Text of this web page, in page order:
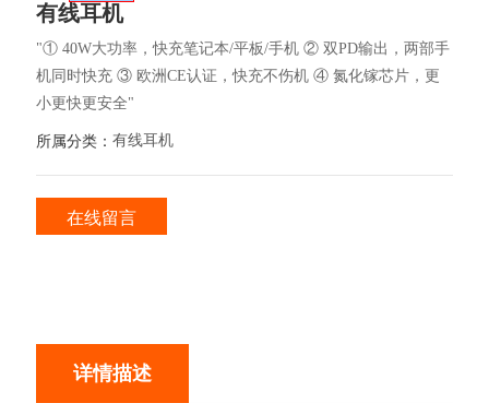
有线耳机
"① 40W大功率，快充笔记本/平板/手机 ② 双PD输出，两部手
机同时快充 ③ 欧洲CE认证，快充不伤机 ④ 氮化镓芯片，更
小更快更安全"
所属分类：有线耳机
在线留言
详情描述